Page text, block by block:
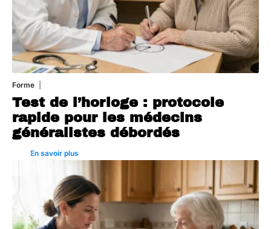
Forme
Test de l’horloge : protocole
rapide pour les médecins
généralistes débordés
En savoir plus